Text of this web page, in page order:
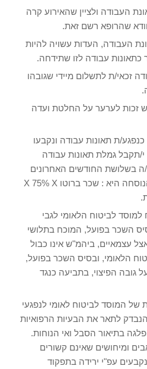
העבודה ולציין שהאירוע קרה
שהרופא רשם זאת.
העבודה, העדות עשויה להיות
עבודה לזו שתידחה.
זכאי/ת לתשלום מיידי שגובהו
זכות לערער על החלטת ועדה
ת תאונות עבודה ונקבעו
י/תקבל גמלת תאונות עבודה
75% משכרו/ה בשלושת החודשים האחרונים
לפני התאונה כעובד/ת. הנוסחה היא : שכר ברוטו X 75% X
לביטוח הלאומי לגבי
השכר בפועל, המוכח בתלושי
עצמאיים, ביהמ"ש אינו כבול
הלאומי, ובסיס השכר בפועל,
גובה הפיצוי, בתביעה כנגד
של המוסד לביטוח לאומי לנפגעי
לתאר את הבעיות הרפואיות
בתיאור הסבל ואי הנוחות.
ומיחושים שאינם קשורים
עפ"י ירידה בתפקוד